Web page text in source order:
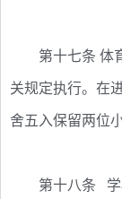
第十七条 体育
关规定执行。在
舍五入保留两位
第十八条 学校